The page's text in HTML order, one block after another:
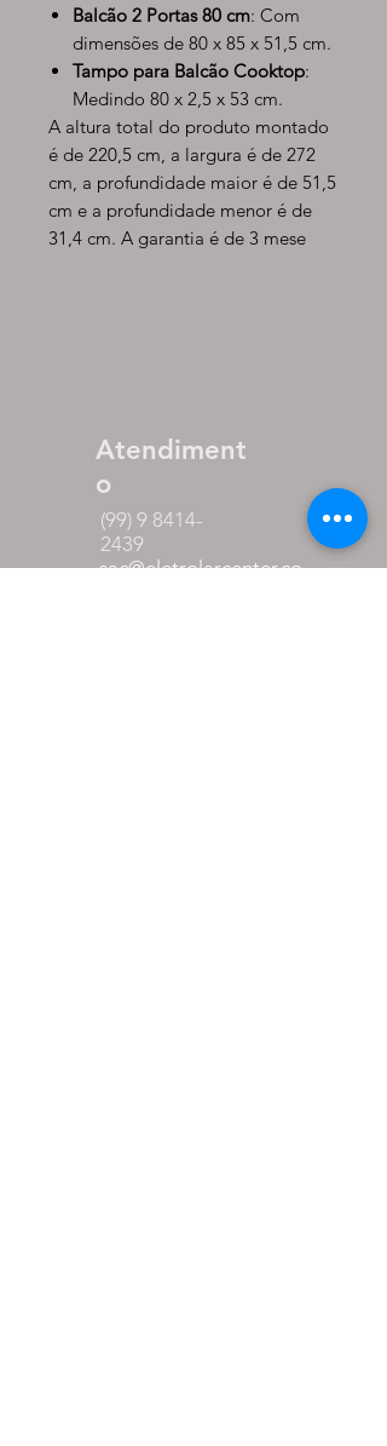
Balcão 2 Portas 80 cm: Com
dimensões de 80 x 85 x 51,5 cm.
Tampo para Balcão Cooktop:
Medindo 80 x 2,5 x 53 cm.
A altura total do produto montado
é de 220,5 cm, a largura é de 272
cm, a profundidade maior é de 51,5
cm e a profundidade menor é de
31,4 cm. A garantia é de 3 mese
Atendiment
o
(99) 9 8414-
2439
sac@eletrolarcenter.co